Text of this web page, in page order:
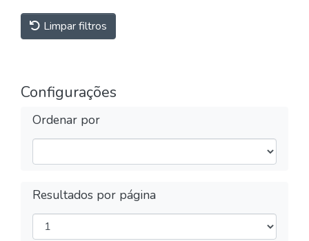
Limpar filtros
Configurações
Ordenar por
Resultados por página